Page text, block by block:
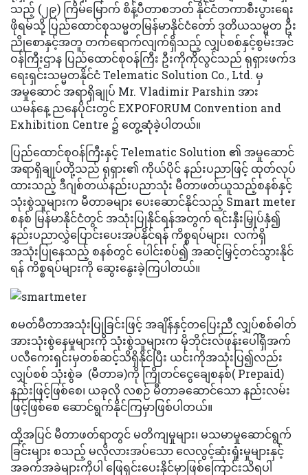
သည့် (၂၉) ကြိမ်မြောက် စိန့်ပီတာစဘတ် နိုင်ငံတကာစီးပွားရေး
ဖိုရမ်သို့ ပြည်ထောင်စုသမ္မတမြန်မာနိုင်ငံတော် ဒုတိယသမ္မတ ဦး
ညိုစောနှင့်အတူ တက်ရောက်လျက်ရှိသည့် လျှပ်စစ်နှင့်စွမ်းအင်
ဝန်ကြီးဌာန ပြည်ထောင်စုဝန်ကြီး ဦးကိုကိုလွင်သည် ရုရှားဖက်ဒ
ရေးရှင်းသမ္မတနိုင်ငံ Telematic Solution Co., Ltd. မှ
အမှုဆောင် အရာရှိချုပ် Mr. Vladimir Parshin အား
ယမန်နေ့ ညနေပိုင်းတွင် EXPOFORUM Convention and
Exhibition Centre ၌ တွေ့ဆုံခဲ့ပါတယ်။
ပြည်ထောင်စုဝန်ကြီးနှင့် Telematic Solution ၏ အမှုဆောင်
အရာရှိချုပ်တို့သည် ရုရှား၏ ကိုယ်ပိုင် နည်းပညာဖြင့် ထုတ်လုပ်
ထားသည့် ဒီဂျစ်တယ်နည်းပညာသုံး မီတာဖတ်ယူသည့်စနစ်နှင့်
သုံးစွဲသူများက မီတာခများ ပေးဆောင်နိုင်သည့် Smart meter
စနစ် မြန်မာနိုင်ငံတွင် အသုံးပြုနိုင်ရန်အတွက် ရင်းနှီးမြှုပ်နှံ၍
နည်းပညာလွှဲပြောင်းပေးအပ်နိုင်ရန် ကိစ္စရပ်များ၊ လက်ရှိ
အသုံးပြုနေသည့် စနစ်တွင် ပေါင်းစပ်၍ အဆင့်မြှင့်တင်သွားနိုင်
ရန် ကိစ္စရပ်များကို ဆွေးနွေးခဲ့ကြပါတယ်။
စမတ်မီတာအသုံးပြုခြင်းဖြင့် အချိန်နှင့်တပြေးညီ လျှပ်စစ်ဓါတ်
အားသုံးစွဲနေမှုများကို သုံးစွဲသူများက မိုဘိုင်းလ်ဖုန်းပေါ်ရှိအက်
ပလီကေးရှင်းမှတစ်ဆင့်သိရှိနိုင်ပြီး ယင်းကိုအသုံးပြ၍လည်း
လျှပ်စစ် သုံးစွဲခ (မီတာခ)ကို ကြိုတင်ငွေချေစနစ်( Prepaid)
နည်းဖြင့်ဖြစ်စေ၊ ယခုလို လစဉ် မီတာခဆောင်သော နည်းလမ်း
ဖြင့်ဖြစ်စေ ဆောင်ရွက်နိုင်ကြမှာဖြစ်ပါတယ်။
ထို့အပြင် မီတာဖတ်ရာတွင် မတိကျမှုများ၊ မသမာမှုဆောင်ရွက်
ခြင်းများ စသည့် မလိုလားအပ်သော လေလွင့်ဆုံးရှုံးမှုများနှင့်
အခက်အခဲများကိုပါ ဖြေရှင်းပေးနိုင်မှာဖြစ်ကြောင်းသိရပါ